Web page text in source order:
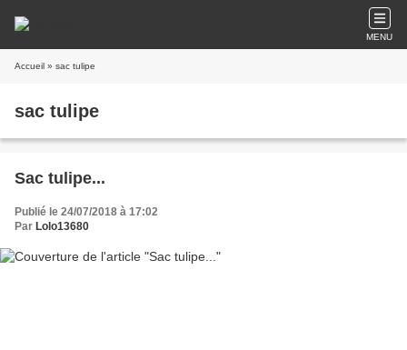
MENU
Accueil » sac tulipe
sac tulipe
Sac tulipe...
Publié le 24/07/2018 à 17:02
Par Lolo13680